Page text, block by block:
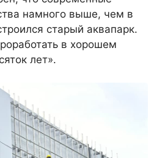
намного выше, чем в
старый аквапарк.
в хорошем
лет».